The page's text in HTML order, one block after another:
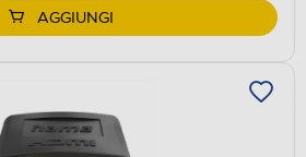
AGGIUNGI